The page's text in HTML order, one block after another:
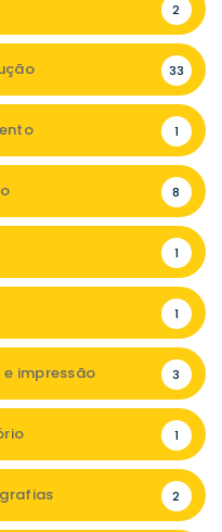
2
33
1
8
1
1
impressão 3
1
2